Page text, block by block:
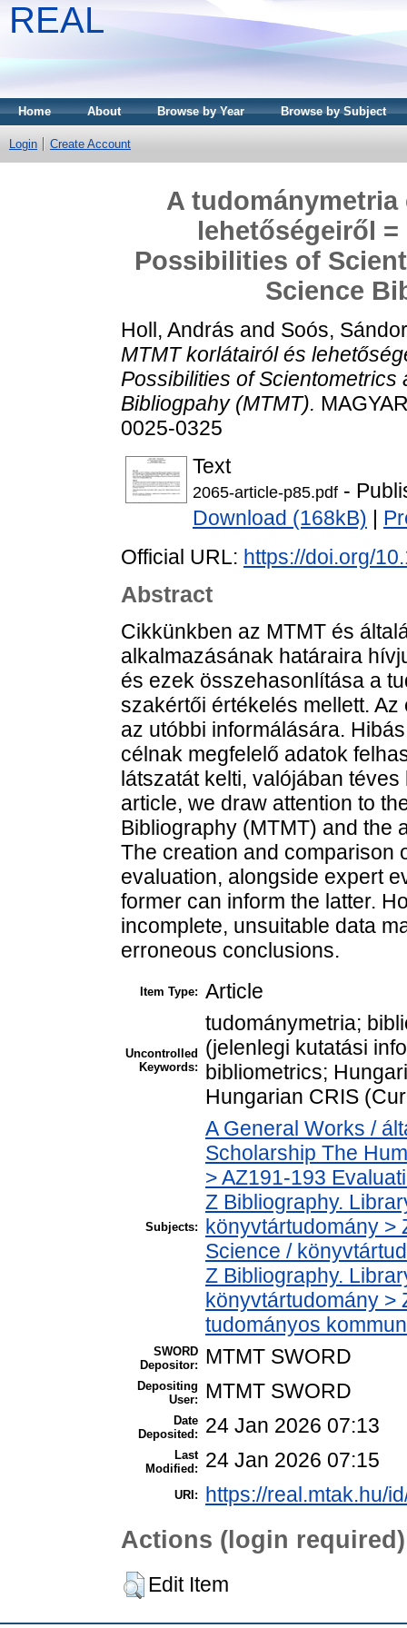
REAL
Home About Browse by Year Browse by Subject
Login Create Account
A tudománymetria
lehetőségeiről
Possibilities of
Science
Holl, András and Soós, Sándor
MTMT korlátairól és
Possibilities of
Bibliogpahy (MTMT).
0025-0325
Text
2065-article-p85.pdf -
Download (168kB)
Official URL: https://doi.org/
Abstract
Cikkünkben az MTMT és
alkalmazásának határaira
és ezek összehasonlítása a
szakértői értékelés mellett.
az utóbbi informálására.
célnak megfelelő adatok
látszatát kelti, valójában
article, we draw attention to
Bibliography (MTMT) and the
The creation and comparison
evaluation, alongside expert
former can inform the latter.
incomplete, unsuitable data
erroneous conclusions.
Item Type: Article
Uncontrolled
Keywords:
tudománymetria;
(jelenlegi kutatási
bibliometrics;
Hungarian CRIS
Subjects:
A General Works /
Scholarship The
> AZ191-193
Z Bibliography.
könyvtártudomány >
Science /
Z Bibliography.
könyvtártudomány >
tudományos
SWORD
Depositor:
MTMT SWORD
Depositing
User:
MTMT SWORD
Date
Deposited:
24 Jan 2026 07:13
Last
Modified:
24 Jan 2026 07:15
URI: https://real.mtak.hu/
Actions (login required)
Edit Item